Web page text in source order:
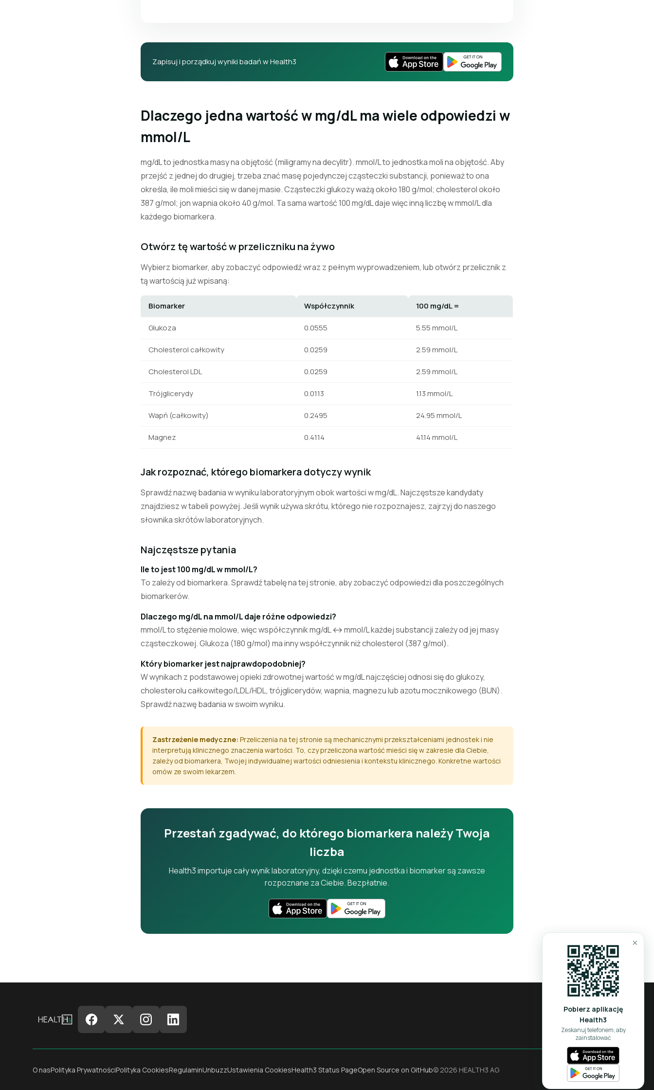
Zapisuj i porządkuj wyniki badań w Health3
Dlaczego jedna wartość w mg/dL ma wiele odpowiedzi w
mmol/L
mg/dL to jednostka masy na objętość (miligramy na decylitr). mmol/L to jednostka moli na objętość. Aby
przejść z jednej do drugiej, trzeba znać masę pojedynczej cząsteczki substancji, ponieważ to ona
określa, ile moli mieści się w danej masie. Cząsteczki glukozy ważą około 180 g/mol; cholesterol około
387 g/mol; jon wapnia około 40 g/mol. Ta sama wartość 100 mg/dL daje więc inną liczbę w mmol/L dla
każdego biomarkera.
Otwórz tę wartość w przeliczniku na żywo
Wybierz biomarker, aby zobaczyć odpowiedź wraz z pełnym wyprowadzeniem, lub otwórz przelicznik z
tą wartością już wpisaną:
Biomarker Współczynnik 100 mg/dL =
Glukoza 0.0555 5.55 mmol/L
Cholesterol całkowity 0.0259 2.59 mmol/L
Cholesterol LDL 0.0259 2.59 mmol/L
Trójglicerydy 0.0113 1.13 mmol/L
Wapń (całkowity) 0.2495 24.95 mmol/L
Magnez 0.4114 41.14 mmol/L
Jak rozpoznać, którego biomarkera dotyczy wynik
Sprawdź nazwę badania w wyniku laboratoryjnym obok wartości w mg/dL. Najczęstsze kandydaty
znajdziesz w tabeli powyżej. Jeśli wynik używa skrótu, którego nie rozpoznajesz, zajrzyj donaszego
słownika skrótów laboratoryjnych.
Najczęstsze pytania
Ile to jest 100 mg/dL w mmol/L?
To zależy od biomarkera. Sprawdź tabelę na tej stronie, aby zobaczyć odpowiedzi dla poszczególnych
biomarkerów.
Dlaczego mg/dL na mmol/L daje różne odpowiedzi?
mmol/L to stężenie molowe, więc współczynnik mg/dL ↔ mmol/L każdej substancji zależy od jej masy
cząsteczkowej. Glukoza (180 g/mol) ma inny współczynnik niż cholesterol (387 g/mol).
Który biomarker jest najprawdopodobniej?
W wynikach z podstawowej opieki zdrowotnej wartość w mg/dL najczęściej odnosi się do glukozy,
cholesterolu całkowitego/LDL/HDL, trójglicerydów, wapnia, magnezu lub azotu mocznikowego (BUN).
Sprawdź nazwę badania w swoim wyniku.
Zastrzeżenie medyczne: Przeliczenia na tej stronie są mechanicznymi przekształceniami jednostek i nie
interpretują klinicznego znaczenia wartości. To, czy przeliczona wartość mieści się w zakresie dla Ciebie,
zależy od biomarkera, Twojej indywidualnej wartości odniesienia i kontekstu klinicznego. Konkretne wartości
omów ze swoim lekarzem.
Przestań zgadywać, do którego biomarkera należy Twoja
liczba
Health3 importuje cały wynik laboratoryjny, dzięki czemu jednostka i biomarker są zawsze
rozpoznane za Ciebie. Bezpłatnie.
O nasPolityka PrywatnościPolityka CookiesRegulaminUnbuzzUstawienia CookiesHealth3 Status PageOpen Source on GitHub© 2026 HEALTH3 AG
×
Pobierz aplikację
Health3
Zeskanuj telefonem, aby
zainstalować